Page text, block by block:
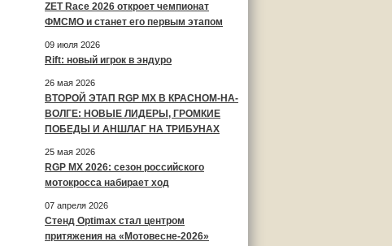
ZET Race 2026 откроет чемпионат
ФМСМО и станет его первым этапом
09 июля 2026
Rift: новый игрок в эндуро
26 мая 2026
ВТОРОЙ ЭТАП RGP MX В КРАСНОМ-НА-
ВОЛГЕ: НОВЫЕ ЛИДЕРЫ, ГРОМКИЕ
ПОБЕДЫ И АНШЛАГ НА ТРИБУНАХ
25 мая 2026
RGP MX 2026: сезон российского
мотокросса набирает ход
07 апреля 2026
Стенд Optimax стал центром
притяжения на «Мотовесне-2026»